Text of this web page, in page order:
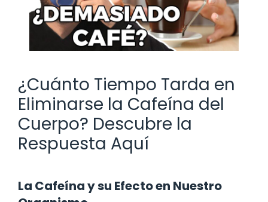
¿Cuánto Tiempo Tarda en
Eliminarse la Cafeína del
Cuerpo? Descubre la
Respuesta Aquí
La Cafeína y su Efecto en Nuestro